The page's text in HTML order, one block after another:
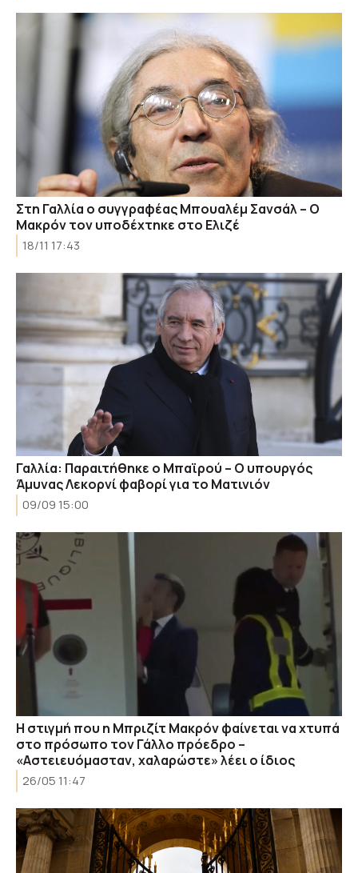
Στη Γαλλία ο συγγραφέας Μπουαλέμ Σανσάλ – Ο
Μακρόν τον υποδέχτηκε στο Ελιζέ
18/11 17:43
Γαλλία: Παραιτήθηκε ο Μπαϊρού – Ο υπουργός
Άμυνας Λεκορνί φαβορί για το Ματινιόν
09/09 15:00
Η στιγμή που η Μπριζίτ Μακρόν φαίνεται να χτυπά
στο πρόσωπο τον Γάλλο πρόεδρο –
«Αστειευόμασταν, χαλαρώστε» λέει ο ίδιος
26/05 11:47